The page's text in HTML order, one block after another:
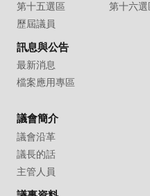
第十五選區
第十六選
歷屆議員
訊息與公告
最新消息
檔案應用專區
議會簡介
議會沿革
議長的話
主管人員